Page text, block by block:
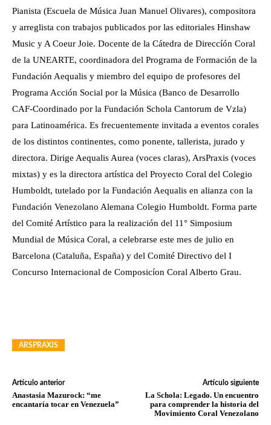
Pianista (Escuela de Música Juan Manuel Olivares), compositora
y arreglista con trabajos publicados por las editoriales Hinshaw
Music y A Coeur Joie. Docente de la Cátedra de Direccíón Coral
de la UNEARTE, coordinadora del Programa de Formación de la
Fundación Aequalis y miembro del equipo de profesores del
Programa Acción Social por la Música (Banco de Desarrollo
CAF-Coordinado por la Fundación Schola Cantorum de Vzla)
para Latinoamérica. Es frecuentemente invitada a eventos corales
de los distintos continentes, como ponente, tallerista, jurado y
directora. Dirige Aequalis Aurea (voces claras), ArsPraxis (voces
mixtas) y es la directora artística del Proyecto Coral del Colegio
Humboldt, tutelado por la Fundación Aequalis en alianza con la
Fundación Venezolano Alemana Colegio Humboldt. Forma parte
del Comité Artístico para la realización del 11° Simposium
Mundial de Música Coral, a celebrarse este mes de julio en
Barcelona (Cataluña, España) y del Comité Directivo del I
Concurso Internacional de Composicíon Coral Alberto Grau.
ARSPRAXIS
Artículo anterior
Anastasia Mazurock: “me
encantaría tocar en Venezuela”
Artículo siguiente
La Schola: Legado. Un encuentro
para comprender la historia del
Movimiento Coral Venezolano